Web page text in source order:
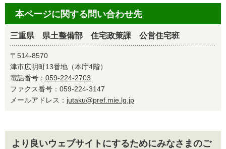
本ページに関する問い合わせ先
三重県 県土整備部 住宅政策課 公営住宅班
〒514-8570
津市広明町13番地（本庁4階）
電話番号： 059-224-2703
ファクス番号：059-224-3147
メールアドレス： jutaku@pref.mie.lg.jp
より良いウェブサイトにするためにみなさまのご